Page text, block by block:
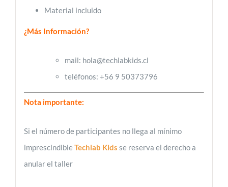
Material incluido
¿Más Información?
mail: hola@techlabkids.cl
teléfonos: +56 9 50373796
Nota importante:
Si el número de participantes no llega al mínimo
imprescindibleTechlab Kids se reserva el derecho a
anular el taller